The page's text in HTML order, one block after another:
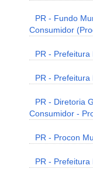
PR - Fundo
Consumidor
PR -
PR -
PR - Diretoria
Consumidor -
PR - Procon
PR -